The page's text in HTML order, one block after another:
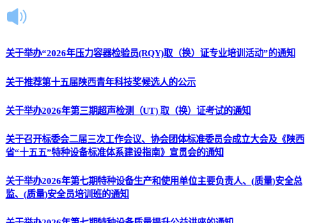
关于举办“2026年压力容器检验员(RQY)取（换）证专业培训活动”的通知
关于推荐第十五届陕西青年科技奖候选人的公示
关于举办2026年第三期超声检测（UT) 取（换）证考试的通知
关于召开标委会二届三次工作会议、协会团体标准委员会成立大会及《陕西
省“十五五”特种设备标准体系建设指南》宣贯会的通知
关于举办2026年第七期特种设备生产和使用单位主要负责人、(质量)安全总
监、(质量)安全员培训班的通知